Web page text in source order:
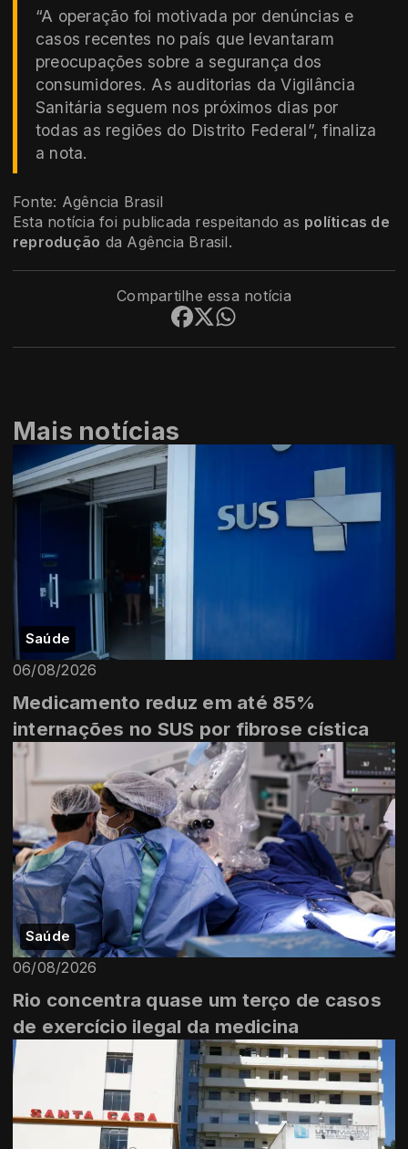
“A operação foi motivada por denúncias e
casos recentes no país que levantaram
preocupações sobre a segurança dos
consumidores. As auditorias da Vigilância
Sanitária seguem nos próximos dias por
todas as regiões do Distrito Federal”, finaliza
a nota.
Fonte: Agência Brasil
Esta notícia foi publicada respeitando as políticas de
reprodução da Agência Brasil.
Compartilhe essa notícia
Mais notícias
Saúde
06/08/2026
Medicamento reduz em até 85%
internações no SUS por fibrose cística
Saúde
06/08/2026
Rio concentra quase um terço de casos
de exercício ilegal da medicina